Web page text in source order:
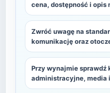
cena, dostępność i opis
Zwróć uwagę na
komunikację oraz
Przy wynajmie sprawdź
administracyjne, media